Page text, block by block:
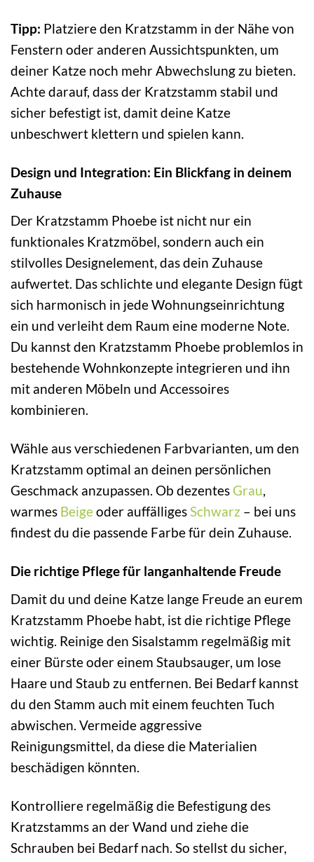
Tipp: Platziere den Kratzstamm in der Nähe von
Fenstern oder anderen Aussichtspunkten, um
deiner Katze noch mehr Abwechslung zu bieten.
Achte darauf, dass der Kratzstamm stabil und
sicher befestigt ist, damit deine Katze
unbeschwert klettern und spielen kann.
Design und Integration: Ein Blickfang in deinem
Zuhause
Der Kratzstamm Phoebe ist nicht nur ein
funktionales Kratzmöbel, sondern auch ein
stilvolles Designelement, das dein Zuhause
aufwertet. Das schlichte und elegante Design fügt
sich harmonisch in jede Wohnungseinrichtung
ein und verleiht dem Raum eine moderne Note.
Du kannst den Kratzstamm Phoebe problemlos in
bestehende Wohnkonzepte integrieren und ihn
mit anderen Möbeln und Accessoires
kombinieren.
Wähle aus verschiedenen Farbvarianten, um den
Kratzstamm optimal an deinen persönlichen
Geschmack anzupassen. Ob dezentes Grau,
warmes Beigeoder auffälligesSchwarz – bei uns
findest du die passende Farbe für dein Zuhause.
Die richtige Pflege für langanhaltende Freude
Damit du und deine Katze lange Freude an eurem
Kratzstamm Phoebe habt, ist die richtige Pflege
wichtig. Reinige den Sisalstamm regelmäßig mit
einer Bürste oder einem Staubsauger, um lose
Haare und Staub zu entfernen. Bei Bedarf kannst
du den Stamm auch mit einem feuchten Tuch
abwischen. Vermeide aggressive
Reinigungsmittel, da diese die Materialien
beschädigen könnten.
Kontrolliere regelmäßig die Befestigung des
Kratzstamms an der Wand und ziehe die
Schrauben bei Bedarf nach. So stellst du sicher,